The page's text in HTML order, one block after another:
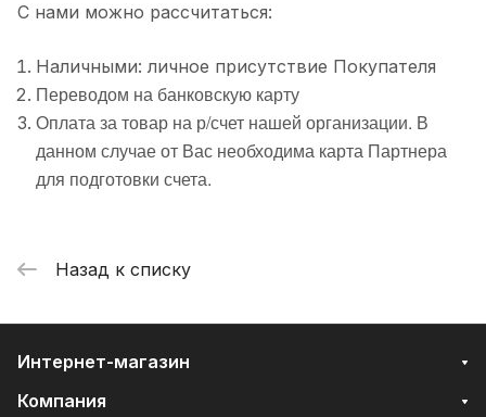
С нами можно рассчитаться:
Наличными: личное присутствие Покупателя
Переводом на банковскую карту
Оплата за товар на р/счет нашей организации. В
данном случае от Вас необходима карта Партнера
для подготовки счета.
Назад к списку
Интернет-магазин
Компания